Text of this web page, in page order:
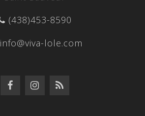
(438)453-8590
info@viva-lole.com